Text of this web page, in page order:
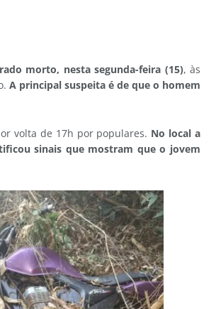
morto, nesta segunda-feira (15), às
A principal suspeita é de que o homem
volta de 17h por populares. No local a
sinais que mostram que o jovem